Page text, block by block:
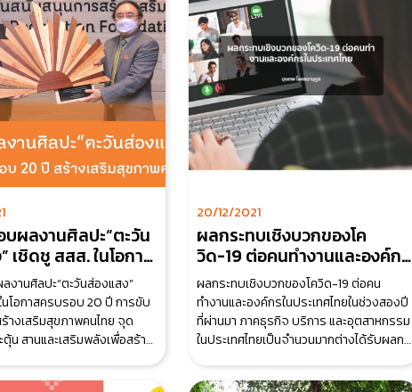
บผลงานศิลปะ“ตะวัน
เชิดชู สสส. ในโอกาส
20 ปี
งานศิลปะ“ตะวันส่องแสง”
นโอกาสครบรอบ 20 ปี การขับ
างเสริมสุขภาพคนไทย จุด
ตุ้น สานและเสริมพลังเพื่อสร้าง
20/12/2021
ผลกระทบเชิงบวกของโค
วิด-19 ต่อคนทำงานและองค์กร
ในประเทศไทย
ผลกระทบเชิงบวกของโควิด-19 ต่อคน
ทำงานและองค์กรในประเทศไทยในช่วงสองปี
ที่ผ่านมา ภาคธุรกิจ บริการ และอุตสาหกรรม
ในประเทศไทยเป็นจำนวนมากต่างได้รับผลก